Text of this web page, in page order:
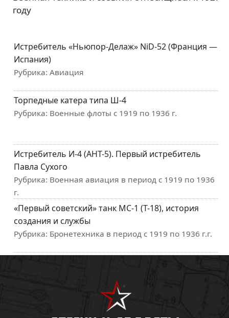
году
Истребитель «Ньюпор-Делаж» NiD-52 (Франция —
Испания)
Рубрика:Авиация
Торпедные катера типа Ш-4
Рубрика: Военные флоты с 1919 по 1936 г.
Истребитель И-4 (АНТ-5). Первый истребитель
Павла Сухого
Рубрика: Военная авиация в период с 1919 по 1936
г.
«Первый советский» танк МС-1 (Т-18), история
создания и службы
Рубрика: Бронетехника в период с 1919 по 1936 г.г.